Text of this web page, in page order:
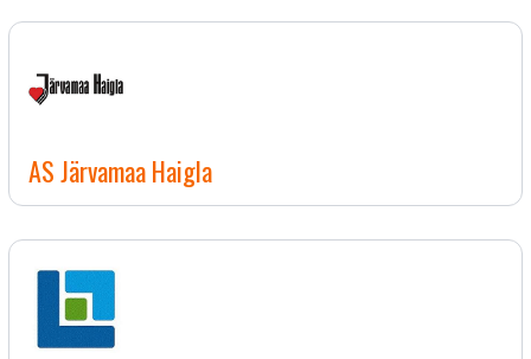
AS Järvamaa Haigla